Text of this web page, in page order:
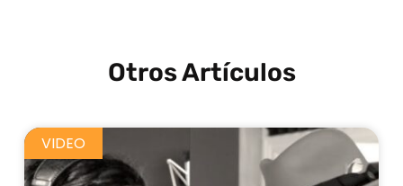
Otros Artículos
VIDEO